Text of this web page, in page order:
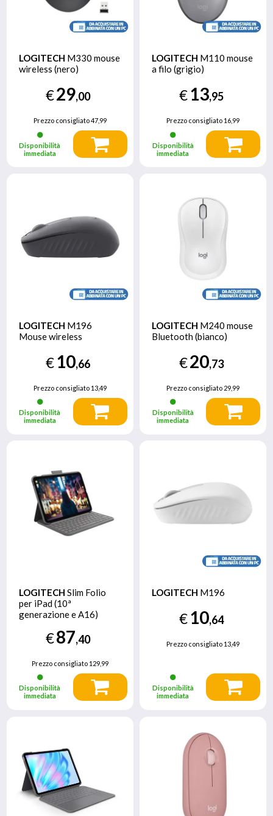
LOGITECH M330 mouse
wireless (nero)
€29,00
Prezzo consigliato47,99
Disponibilità
immediata
LOGITECH M110 mouse
a filo (grigio)
€13,95
Prezzo consigliato 16,99
Disponibilità
immediata
LOGITECH M196
Mouse wireless
€10,66
Prezzo consigliato13,49
Disponibilità
immediata
LOGITECH M240 mouse
Bluetooth (bianco)
€20,73
Prezzo consigliato 29,99
Disponibilità
immediata
LOGITECH Slim Folio
per iPad (10ª
generazione e A16)
€87,40
Prezzo consigliato129,99
Disponibilità
immediata
LOGITECH M196
€10,64
Prezzo consigliato 13,49
Disponibilità
immediata